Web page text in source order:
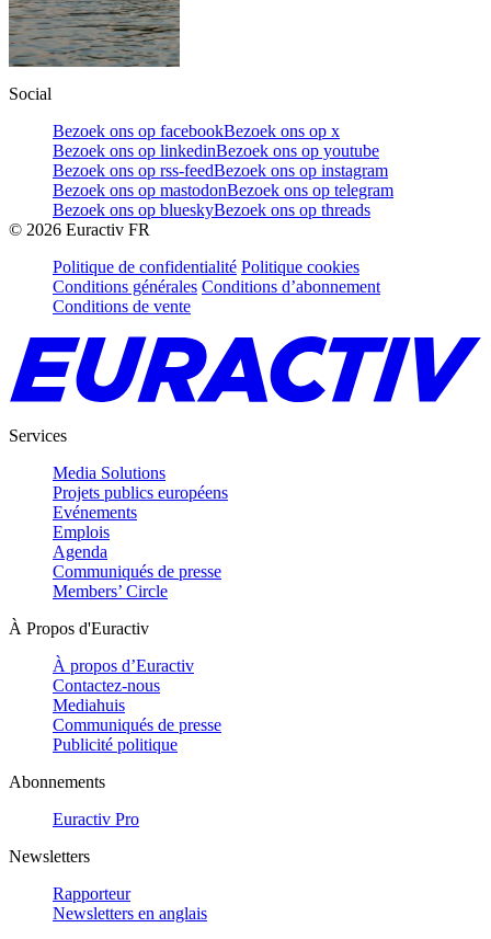
Social
Bezoek ons op facebookBezoek ons op x
Bezoek ons op linkedinBezoek ons op youtube
Bezoek ons op rss-feedBezoek ons op instagram
Bezoek ons op mastodonBezoek ons op telegram
Bezoek ons op blueskyBezoek ons op threads
© 2026 Euractiv FR
Politique de confidentialité Politique cookies
Conditions générales Conditions d’abonnement
Conditions de vente
Services
Media Solutions
Projets publics européens
Evénements
Emplois
Agenda
Communiqués de presse
Members’ Circle
À Propos d'Euractiv
À propos d’Euractiv
Contactez-nous
Mediahuis
Communiqués de presse
Publicité politique
Abonnements
Euractiv Pro
Newsletters
Rapporteur
Newsletters en anglais